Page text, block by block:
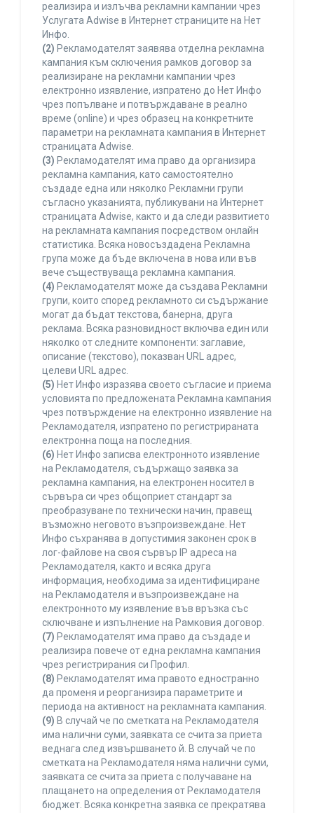
реализира и излъчва рекламни кампании чрез
Услугата Adwise в Интернет страниците на Нет
Инфо.
(2) Рекламодателят заявява отделна рекламна
кампания към сключения рамков договор за
реализиране на рекламни кампании чрез
електронно изявление, изпратено до Нет Инфо
чрез попълване и потвърждаване в реално
време (online) и чрез образец на конкретните
параметри на рекламната кампания в Интернет
страницата Adwise.
(3) Рекламодателят има право да организира
рекламна кампания, като самостоятелно
създаде една или няколко Рекламни групи
съгласно указанията, публикувани на Интернет
страницата Adwise, както и да следи развитието
на рекламната кампания посредством онлайн
статистика. Всяка новосъздадена Рекламна
група може да бъде включена в нова или във
вече съществуваща рекламна кампания.
(4) Рекламодателят може да създава Рекламни
групи, които според рекламното си съдържание
могат да бъдат текстова, банерна, друга
реклама. Всяка разновидност включва един или
няколко от следните компоненти: заглавие,
описание (текстово), показван URL адрес,
целеви URL адрес.
(5) Нет Инфо изразява своето съгласие и приема
условията по предложената Рекламна кампания
чрез потвърждение на електронно изявление на
Рекламодателя, изпратено по регистрираната
електронна поща на последния.
(6) Нет Инфо записва електронното изявление
на Рекламодателя, съдържащо заявка за
рекламна кампания, на електронен носител в
сървъра си чрез общоприет стандарт за
преобразуване по технически начин, правещ
възможно неговото възпроизвеждане. Нет
Инфо съхранява в допустимия законен срок в
лог-файлове на своя сървър IP адреса на
Рекламодателя, както и всяка друга
информация, необходима за идентифициране
на Рекламодателя и възпроизвеждане на
електронното му изявление във връзка със
сключване и изпълнение на Рамковия договор.
(7) Рекламодателят има право да създаде и
реализира повече от една рекламна кампания
чрез регистрирания си Профил.
(8) Рекламодателят има правото едностранно
да променя и реорганизира параметрите и
периода на активност на рекламната кампания.
(9) В случай че по сметката на Рекламодателя
има налични суми, заявката се счита за приета
веднага след извършването й. В случай че по
сметката на Рекламодателя няма налични суми,
заявката се счита за приета с получаване на
плащането на определения от Рекламодателя
бюджет. Всяка конкретна заявка се прекратява